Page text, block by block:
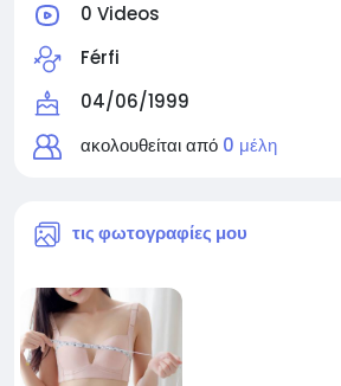
0 Videos
Férfi
04/06/1999
ακολουθείται από 0 μέλη
τις φωτογραφίες μου